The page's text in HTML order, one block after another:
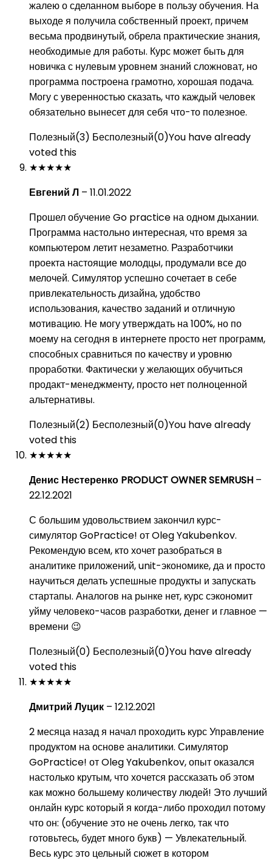
жалею о сделанном выборе в пользу обучения. На
выходе я получила собственный проект, причем
весьма продвинутый, обрела практические знания,
необходимые для работы. Курс может быть для
новичка с нулевым уровнем знаний сложноват, но
программа построена грамотно, хорошая подача.
Могу с уверенностью сказать, что каждый человек
обязательно вынесет для себя что-то полезное.
Полезный(3) Бесполезный(0)You have already
voted this
★★★★★
Евгений Л – 11.01.2022
Прошел обучение Go practice на одном дыхании.
Программа настольно интересная, что время за
компьютером летит незаметно. Разработчики
проекта настоящие молодцы, продумали все до
мелочей. Симулятор успешно сочетает в себе
привлекательность дизайна, удобство
использования, качество заданий и отличную
мотивацию. Не могу утверждать на 100%, но по
моему на сегодня в интернете просто нет программ,
способных сравниться по качеству и уровню
проработки. Фактически у желающих обучиться
продакт-менеджменту, просто нет полноценной
альтернативы.
Полезный(2) Бесполезный(0)You have already
voted this
★★★★★
Денис Нестеренко PRODUCT OWNER SEMRUSH –
22.12.2021
С большим удовольствием закончил курс-
симулятор GoPractice! от Oleg Yakubenkov.
Рекомендую всем, кто хочет разобраться в
аналитике приложений, unit-экономике, да и просто
научиться делать успешные продукты и запускать
стартапы. Аналогов на рынке нет, курс сэкономит
уйму человеко-часов разработки, денег и главное —
времени 😉
Полезный(0) Бесполезный(0)You have already
voted this
★★★★★
Дмитрий Луцик – 12.12.2021
2 месяца назад я начал проходить курс Управление
продуктом на основе аналитики. Симулятор
GoPractice! от Oleg Yakubenkov, опыт оказался
настолько крутым, что хочется рассказать об этом
как можно большему количеству людей! Это лучший
онлайн курс который я когда-либо проходил потому
что он: (обучение это не очень легко, так что
готовьтесь, будет много букв) — Увлекательный.
Весь курс это цельный сюжет в котором